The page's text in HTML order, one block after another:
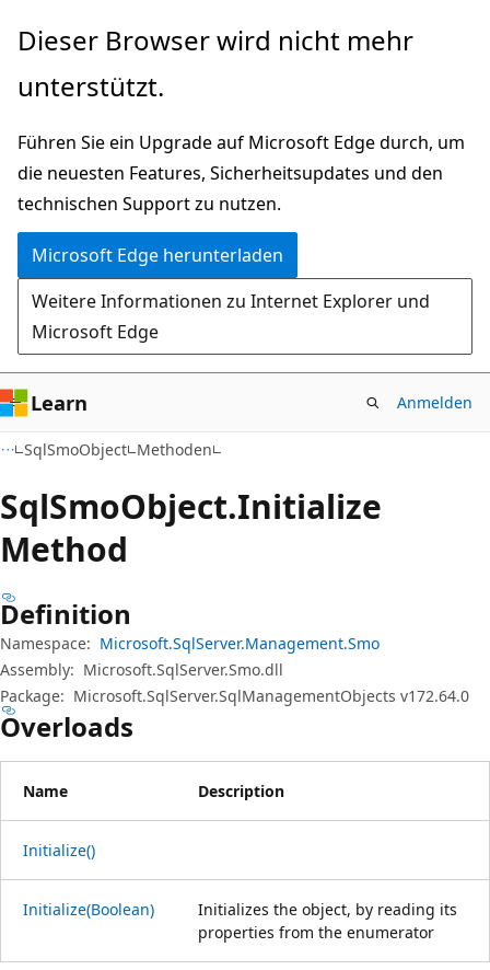
Zu
wechseln
Zur
springen
Dieser Browser wird nicht mehr
unterstützt.
Führen Sie ein Upgrade auf Microsoft Edge durch, um
die neuesten Features, Sicherheitsupdates und den
technischen Support zu nutzen.
Microsoft Edge herunterladen
Weitere Informationen zu Internet Explorer und
Microsoft Edge
Learn Anmelden
SqlSmoObject Methoden
SqlSmoObject.Initialize
Method
Definition
Namespace: Microsoft.SqlServer.Management.Smo
Assembly: Microsoft.SqlServer.Smo.dll
Package: Microsoft.SqlServer.SqlManagementObjects v172.64.0
Overloads
Name Description
Initialize()
Initialize(Boolean)
Initializes the object, by reading its
properties from the enumerator